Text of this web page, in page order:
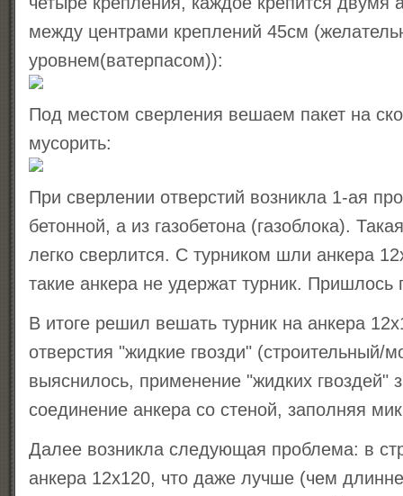
между центрами креплений 45см
уровнем(ватерпасом)):
Под местом сверления вешаем пакет на
мусорить:
При сверлении отверстий возникла 1-ая
бетонной, а из газобетона (газоблока).
легко сверлится. С турником шли анкера
такие анкера не удержат турник. Пришлось
В итоге решил вешать турник на анкера
отверстия "жидкие гвозди" (строительный/
выяснилось, применение "жидких гвоздей"
соединение анкера со стеной, заполняя
Далее возникла следующая проблема: в
анкера 12x120, что даже лучше (чем